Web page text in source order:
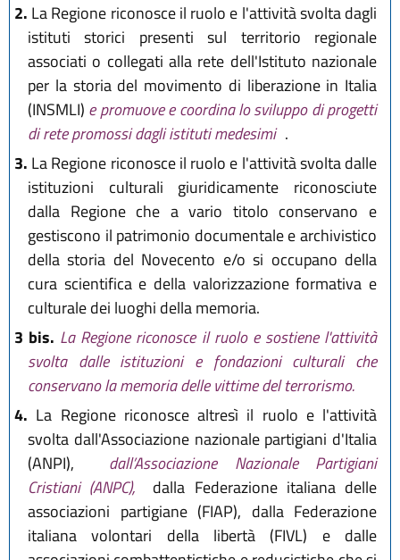
2. La Regione riconosce il ruolo e l'attività svolta dagli
istituti storici presenti sul territorio regionale
associati o collegati alla rete dell'Istituto nazionale
per la storia del movimento di liberazione in Italia
(INSMLI) e promuove e coordina lo sviluppo di progetti
di rete promossi dagli istituti medesimi .
3. La Regione riconosce il ruolo e l'attività svolta dalle
istituzioni culturali giuridicamente riconosciute
dalla Regione che a vario titolo conservano e
gestiscono il patrimonio documentale e archivistico
della storia del Novecento e/o si occupano della
cura scientifica e della valorizzazione formativa e
culturale dei luoghi della memoria.
3 bis. La Regione riconosce il ruolo e sostiene l'attività
svolta dalle istituzioni e fondazioni culturali che
conservano la memoria delle vittime del terrorismo.
4. La Regione riconosce altresì il ruolo e l'attività
svolta dall'Associazione nazionale partigiani d'Italia
(ANPI), dall’Associazione Nazionale Partigiani
Cristiani (ANPC),
dalla Federazione italiana delle
associazioni partigiane (FIAP), dalla Federazione
italiana volontari della libertà (FIVL) e dalle